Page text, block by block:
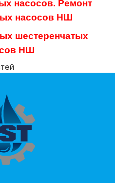
насосов. Ремонт
насосов НШ
шестеренчатых
НШ